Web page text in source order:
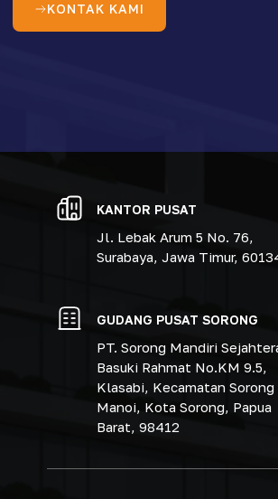
KONTAK KAMI
KANTOR PUSAT
Jl. Lebak Arum 5 No. 76,
Surabaya, Jawa Timur,
GUDANG PUSAT SORONG
PT. Sorong Mandiri
Basuki Rahmat No.KM 9.5,
Klasabi, Kecamatan Sorong
Manoi, Kota Sorong, Papua
Barat, 98412